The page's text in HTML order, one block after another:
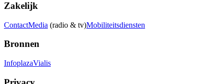
Zakelijk
ContactMedia (radio & tv)Mobiliteitsdiensten
Bronnen
InfoplazaVialis